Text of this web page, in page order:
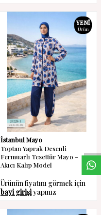
WhasappDesteHatt
YENI
Ürün
İstanbul Mayo
Toptan Yaprak Desenli
Fermuarlı Tesettür Mayo –
Akıcı Kalıp Model
Ürünün fiyatını görmek için
bayi girişiyapınız